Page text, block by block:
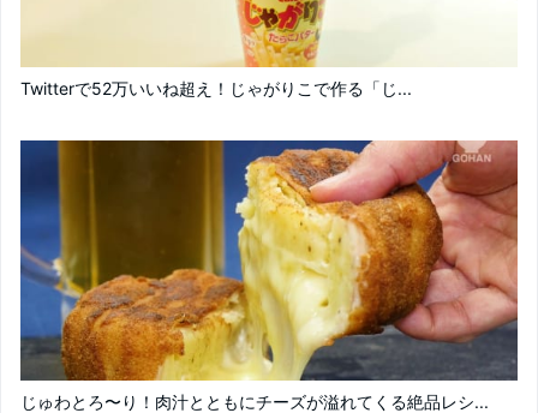
Twitterで52万いいね超え！じゃがりこで作る「じ...
じゅわとろ〜り！肉汁とともにチーズが溢れてくる絶品レシ...